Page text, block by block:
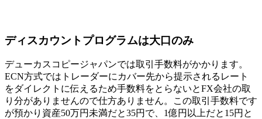
ディスカウントプログラムは大口のみ
デューカスコピージャパンでは取引手数料がかかります。
ECN方式ではトレーダーにカバー先から提示されるレート
をダイレクトに伝えるため手数料をとらないとFX会社の取
り分がありませんので仕方ありません。この取引手数料です
が預かり資産50万円未満だと35円で、1億円以上だと15円と